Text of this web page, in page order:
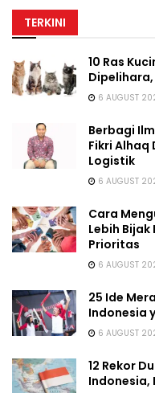
TERKINI
10 Ras
6 AUGUST
Berbagi
Fikri
Logistik
6 AUGUST
Cara
Lebih
Prioritas
6 AUGUST
25 Ide
Indonesia
6 AUGUST
12 Rekor
Indonesia,